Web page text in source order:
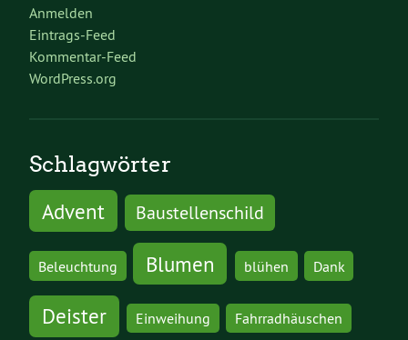
Anmelden
Eintrags-Feed
Kommentar-Feed
WordPress.org
Schlagwörter
Advent
Baustellenschild
Beleuchtung Blumen blühen Dank
Deister Einweihung Fahrradhäuschen